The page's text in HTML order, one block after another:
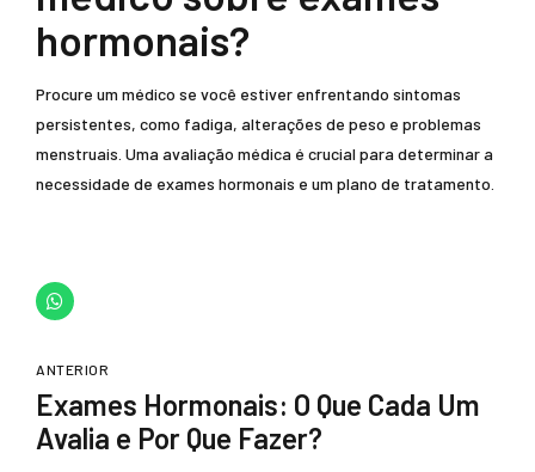
hormonais?
Procure um médico se você estiver enfrentando sintomas
persistentes, como fadiga, alterações de peso e problemas
menstruais. Uma avaliação médica é crucial para determinar a
necessidade de exames hormonais e um plano de tratamento.
ANTERIOR
Exames Hormonais: O Que Cada Um
Avalia e Por Que Fazer?